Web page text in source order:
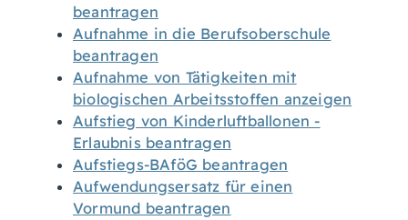
beantragen
Aufnahme in die Berufsoberschule
beantragen
Aufnahme von Tätigkeiten mit
biologischen Arbeitsstoffen anzeigen
Aufstieg von Kinderluftballonen -
Erlaubnis beantragen
Aufstiegs-BAföG beantragen
Aufwendungsersatz für einen
Vormund beantragen